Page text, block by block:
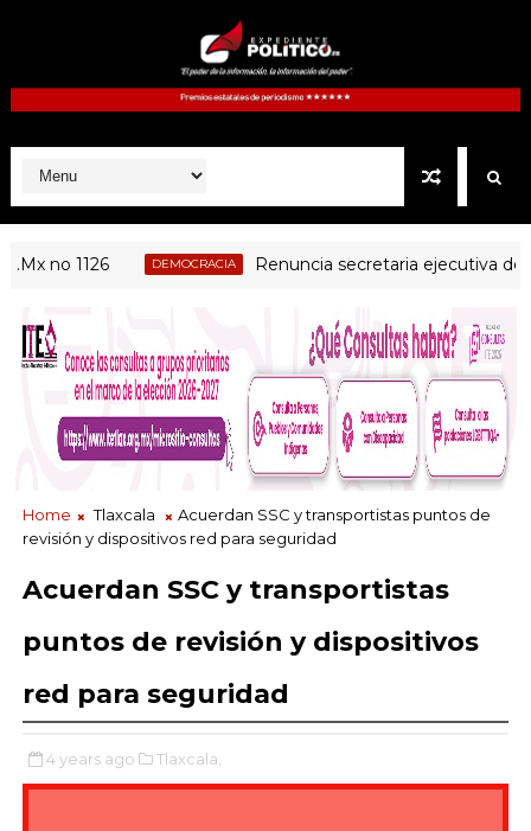
1126 DEMOCRACIA Renuncia secretaria ejecutiva del ITE;
Home Tlaxcala
Acuerdan SSC y transportistas puntos de
revisión y dispositivos red para seguridad
Acuerdan SSC y transportistas
puntos de revisión y dispositivos
red para seguridad
4 years ago Tlaxcala,